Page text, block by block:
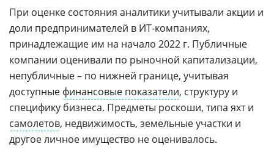
При оценке состояния аналитики учитывали акции и
доли предпринимателей в ИТ-компаниях,
принадлежащие им на начало 2022 г. Публичные
компании оценивали по рыночной капитализации,
непубличные – по нижней границе, учитывая
доступные финансовые показатели, структуру и
специфику бизнеса. Предметы роскоши, типа яхт и
самолетов, недвижимость, земельные участки и
другое личное имущество не оценивалось.